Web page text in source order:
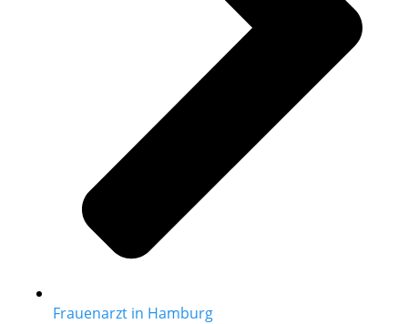
Frauenarzt in Hamburg